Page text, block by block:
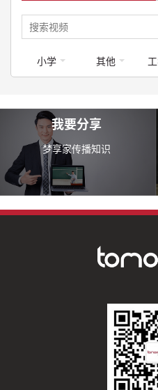
小学 其他
我要分享
梦享家传播知识